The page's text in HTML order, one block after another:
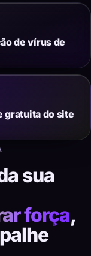
de vírus de
gratuita do site
sua
força,